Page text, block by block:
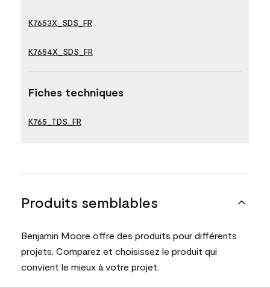
K7653X_SDS_FR
K7654X_SDS_FR
Fiches techniques
K765_TDS_FR
Produits semblables
Benjamin Moore offre des produits pour différents
projets. Comparez et choisissez le produit qui
convient le mieux à votre projet.